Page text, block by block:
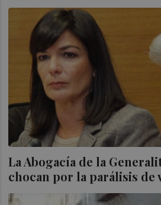
La Abogacía de la
chocan por la parálisis de